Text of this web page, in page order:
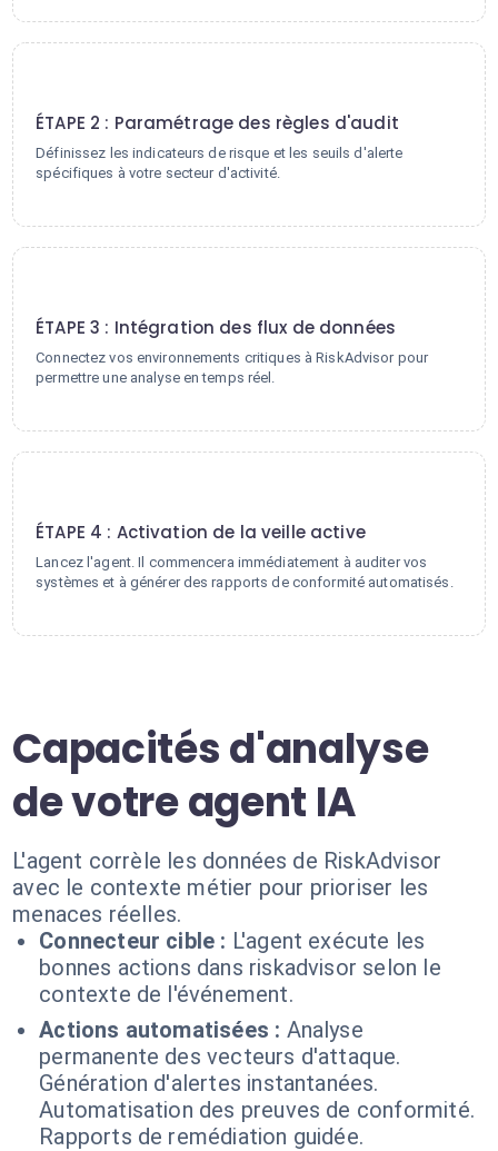
ÉTAPE 2 : Paramétrage des règles d'audit
Définissez les indicateurs de risque et les seuils d'alerte
spécifiques à votre secteur d'activité.
ÉTAPE 3 : Intégration des flux de données
Connectez vos environnements critiques à RiskAdvisor pour
permettre une analyse en temps réel.
ÉTAPE 4 : Activation de la veille active
Lancez l'agent. Il commencera immédiatement à auditer vos
systèmes et à générer des rapports de conformité automatisés.
Capacités d'analyse
de votre agent IA
L'agent corrèle les données de RiskAdvisor
avec le contexte métier pour prioriser les
menaces réelles.
Connecteur cible : L'agent exécute les
bonnes actions dans riskadvisor selon le
contexte de l'événement.
Actions automatisées : Analyse
permanente des vecteurs d'attaque.
Génération d'alertes instantanées.
Automatisation des preuves de conformité.
Rapports de remédiation guidée.